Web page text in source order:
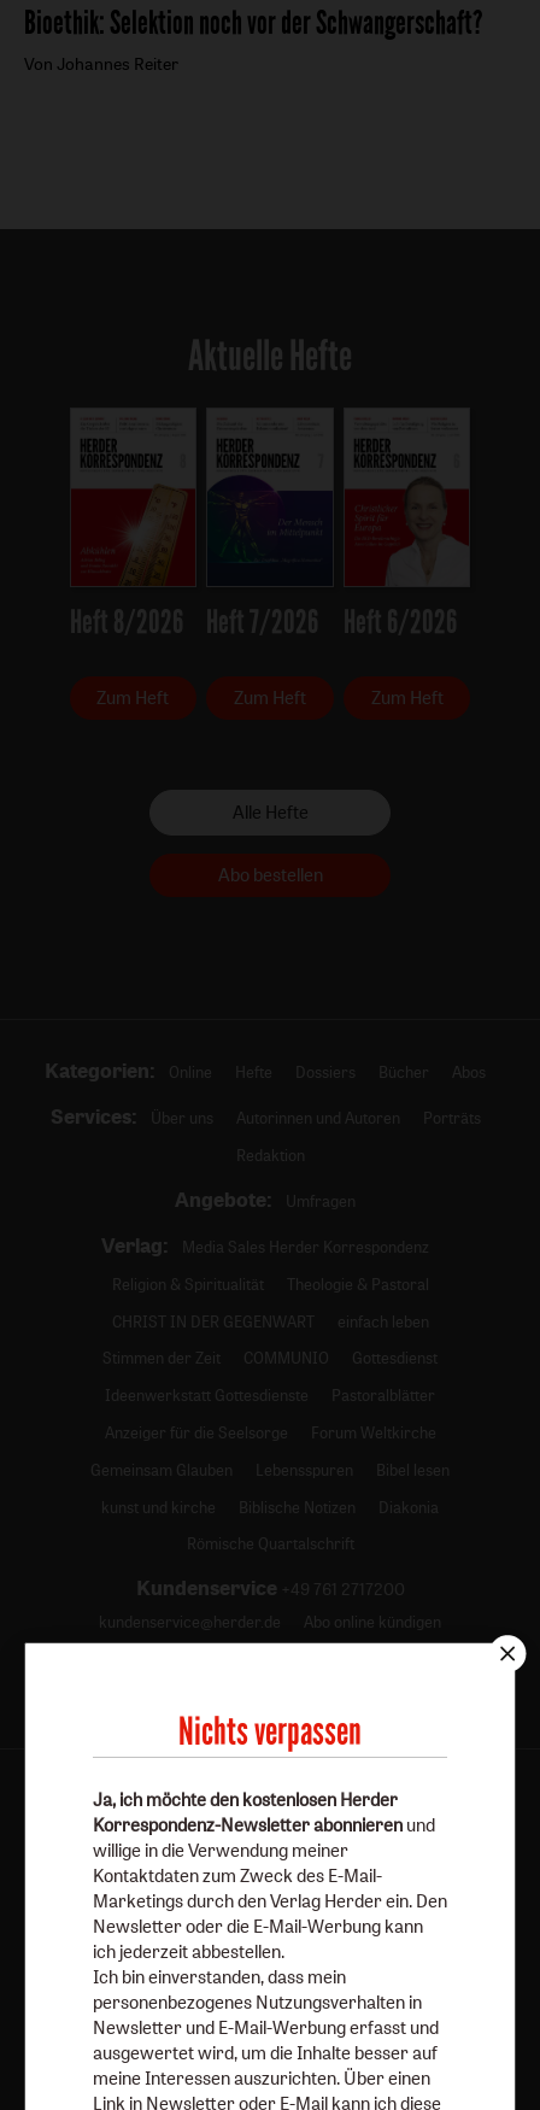
Bioethik:Selektion noch vor der Schwangerschaft?
Von Johannes Reiter
Aktuelle Hefte
Heft 8/2026
Zum Heft
Heft 7/2026
Zum Heft
Heft 6/2026
Zum Heft
Alle Hefte
Abo bestellen
Kategorien: Online Hefte Dossiers Bücher Abos
Services: Über uns Autorinnen und Autoren
Porträts
Redaktion
Angebote: Umfragen
Verlag:
Media Sales Herder Korrespondenz
Religion & Spiritualität
Theologie & Pastoral
CHRIST IN DER GEGENWART
einfach leben
Stimmen der Zeit
COMMUNIO
Gottesdienst
Ideenwerkstatt Gottesdienste
Pastoralblätter
Anzeiger für die Seelsorge
Forum Weltkirche
Gemeinsam Glauben
Lebensspuren
Bibel lesen
kunst und kirche
Biblische Notizen
Diakonia
Römische Quartalschrift
Kundenservice +49 761 2717200
kundenservice@herder.de
Abo online kündigen
Herder Korrespondenz-Newsletter
Ja, ich möchte den kostenlosen Herder
Korrespondenz-Newsletter abonnierenund willige in
die Verwendung meiner Kontaktdaten zum Zweck des E-
Mail-Marketings durch den Verlag Herder ein. Den
Newsletter oder die E-Mail-Werbung kann ich jederzeit
abbestellen.
Ich bin einverstanden, dass mein personenbezogenes
Nichts verpassen
Ja, ich möchte den kostenlosen Herder
Korrespondenz-Newsletter abonnieren und
willige in die Verwendung meiner
Kontaktdaten zum Zweck des E-Mail-
Marketings durch den Verlag Herder ein. Den
Newsletter oder die E-Mail-Werbung kann
ich jederzeit abbestellen.
Ich bin einverstanden, dass mein
personenbezogenes Nutzungsverhalten in
Newsletter und E-Mail-Werbung erfasst und
ausgewertet wird, um die Inhalte besser auf
meine Interessen auszurichten. Über einen
Link in Newsletter oder E-Mail kann ich diese